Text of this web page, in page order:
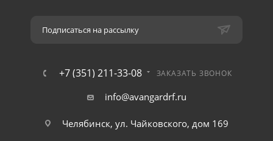
Подписаться на рассылку
+7 (351) 211-33-08 ЗАКАЗАТЬ ЗВОНОК
info@avangardrf.ru
Челябинск, ул. Чайковского, дом 169